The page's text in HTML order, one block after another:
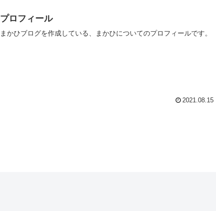
プロフィール
まかひブログを作成している、まかひについてのプロフィールです。
2021.08.15